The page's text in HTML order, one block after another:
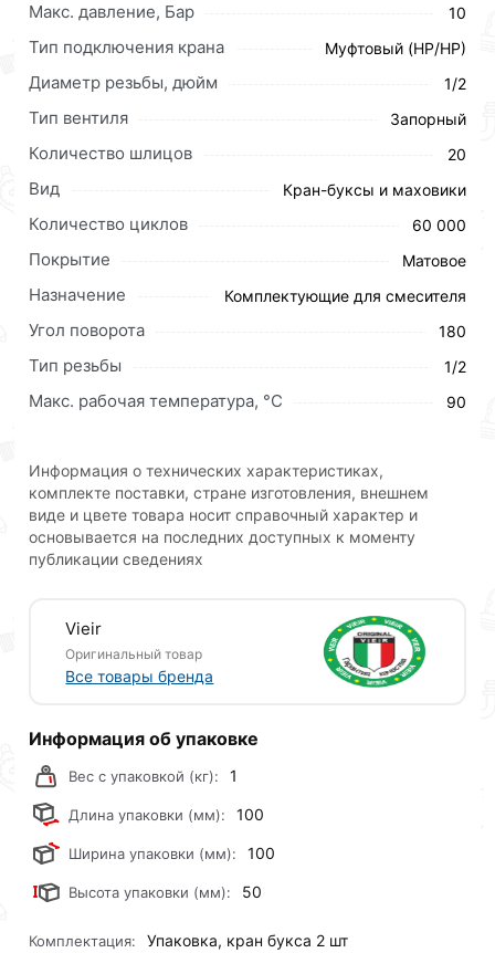
заказ позвонив по контактам указанным на сайте.
шлицов ViEiR (170/1пар) VRKP20-2 действительны в
Москве и области.
Наши профессиональные менеджеры обработают
заказ и свяжутся с Вами для согласования условий
онлайн заказа рекомендуем ознакомиться с
описанием, характеристиками и отзывами.
Данний товар от производителясертифицирован,
соответствует всем стандартам качества. Возврат
обязательно).
Макс. давление, Бар 10
Тип подключения крана Муфтовый (HР/HР)
Диаметр резьбы, дюйм 1/2
Тип вентиля Запорный
Количество шлицов 20
Вид Кран-буксы и маховики
Количество циклов 60 000
Покрытие Матовое
Назначение Комплектующие для смесителя
Угол поворота 180
Тип резьбы 1/2
Макс. рабочая температура, °С 90
Информация о технических характеристиках,
комплекте поставки, стране изготовления, внешнем
виде и цвете товара носит справочный характер и
основывается на последних доступных к моменту
публикации сведениях
Vieir
Оригинальный товар
Все товары бренда
Информация об упаковке
Вес с упаковкой (кг): 1
Длина упаковки (мм): 100
Ширина упаковки (мм): 100
Высота упаковки (мм): 50
Комплектация: Упаковка, кран букса 2 шт